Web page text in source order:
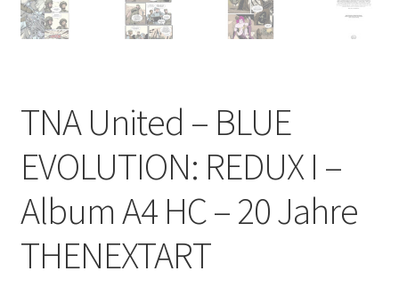
TNA United – BLUE
EVOLUTION: REDUX I –
Album A4 HC – 20 Jahre
THENEXTART